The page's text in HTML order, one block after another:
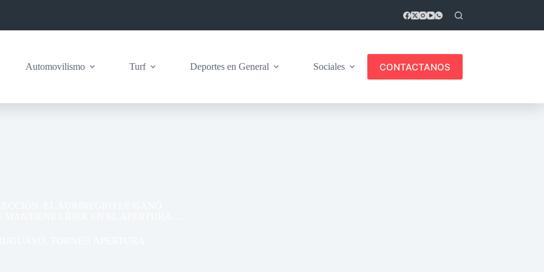
Automovilismo Turf Deportes en General Sociales Salud Más
CONTACTANOS